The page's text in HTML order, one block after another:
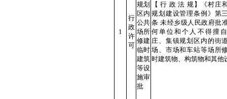
1
行
政
许
可
规划
区内
公共
场所
修建
临时
建筑
等设
施审
批
【 行 政 法 规】《村庄
规划建设管理条例》第
条 未经乡级人民政府批
何单位和个人不得擅
庄、集镇规划区内的街
场、市场和车站等场所
时建筑物、构筑物和其他